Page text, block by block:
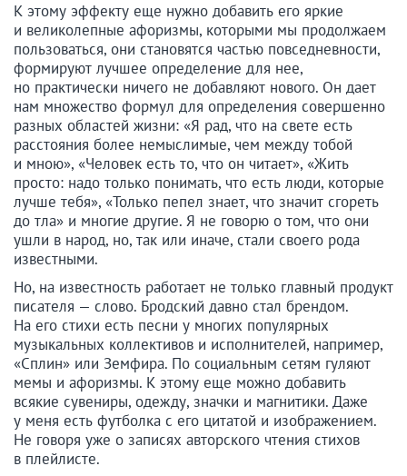
К этому эффекту еще нужно добавить его яркие
и великолепные афоризмы, которыми мы продолжаем
пользоваться, они становятся частью повседневности,
формируют лучшее определение для нее,
но практически ничего не добавляют нового. Он дает
нам множество формул для определения совершенно
разных областей жизни: «Я рад, что на свете есть
расстояния более немыслимые, чем между тобой
и мною», «Человек есть то, что он читает», «Жить
просто: надо только понимать, что есть люди, которые
лучше тебя», «Только пепел знает, что значит сгореть
до тла» и многие другие. Я не говорю о том, что они
ушли в народ, но, так или иначе, стали своего рода
известными.
Но, на известность работает не только главный продукт
писателя — слово. Бродский давно стал брендом.
На его стихи есть песни у многих популярных
музыкальных коллективов и исполнителей, например,
«Сплин» или Земфира. По социальным сетям гуляют
мемы и афоризмы. К этому еще можно добавить
всякие сувениры, одежду, значки и магнитики. Даже
у меня есть футболка с его цитатой и изображением.
Не говоря уже о записях авторского чтения стихов
в плейлисте.